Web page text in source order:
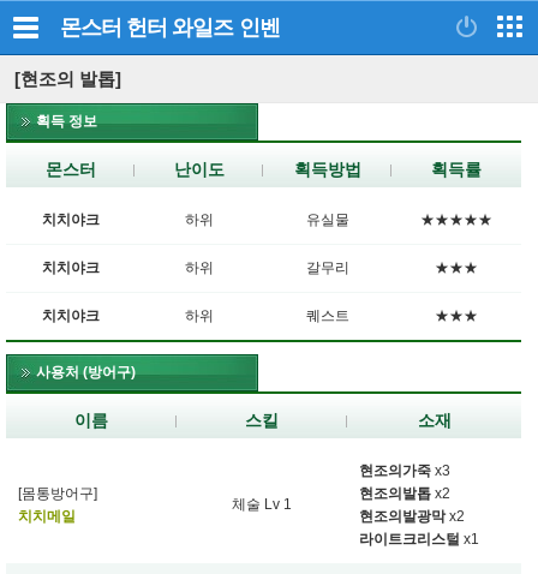
몬스터 헌터 와일즈 인벤
[현조의 발톱]
획득 정보
몬스터 난이도 획득방법 획득률
치치야크 하위 유실물 ★★★★★
치치야크 하위 갈무리 ★★★
치치야크 하위 퀘스트 ★★★
사용처 (방어구)
이름 스킬 소재
[몸통방어구]
치치메일
체술 Lv 1
현조의가죽 x3
현조의발톱 x2
현조의발광막x2
라이트크리스털 x1